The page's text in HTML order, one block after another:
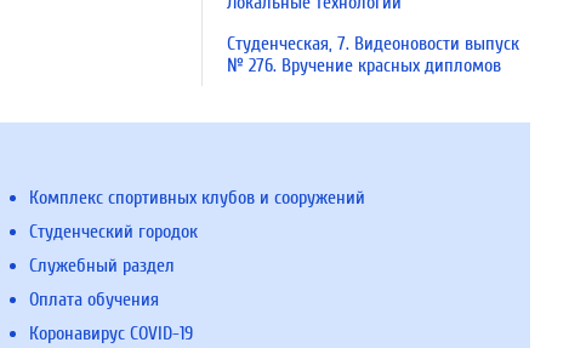
Студенческая, 7. Видеоновости выпуск
№ 276. Вручение красных дипломов
Комплекс спортивных клубов и сооружений
Студенческий городок
Служебный раздел
Оплата обучения
Коронавирус COVID-19